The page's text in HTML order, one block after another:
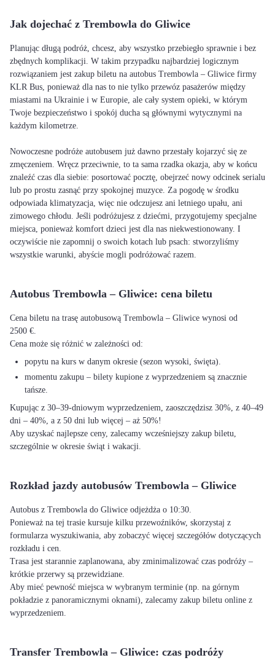
Jak dojechać z Trembowla do Gliwice
Planując długą podróż, chcesz, aby wszystko przebiegło sprawnie i bez
zbędnych komplikacji. W takim przypadku najbardziej logicznym
rozwiązaniem jest zakup biletu na autobus Trembowla – Gliwice firmy
KLR Bus, ponieważ dla nas to nie tylko przewóz pasażerów między
miastami na Ukrainie i w Europie, ale cały system opieki, w którym
Twoje bezpieczeństwo i spokój ducha są głównymi wytycznymi na
każdym kilometrze.
Nowoczesne podróże autobusem już dawno przestały kojarzyć się ze
zmęczeniem. Wręcz przeciwnie, to ta sama rzadka okazja, aby w końcu
znaleźć czas dla siebie: posortować pocztę, obejrzeć nowy odcinek serialu
lub po prostu zasnąć przy spokojnej muzyce. Za pogodę w środku
odpowiada klimatyzacja, więc nie odczujesz ani letniego upału, ani
zimowego chłodu. Jeśli podróżujesz z dziećmi, przygotujemy specjalne
miejsca, ponieważ komfort dzieci jest dla nas niekwestionowany. I
oczywiście nie zapomnij o swoich kotach lub psach: stworzyliśmy
wszystkie warunki, abyście mogli podróżować razem.
Autobus Trembowla – Gliwice: cena biletu
Cena biletu na trasę autobusową Trembowla – Gliwice wynosi od
2500 €.
Cena może się różnić w zależności od:
popytu na kurs w danym okresie (sezon wysoki, święta).
momentu zakupu – bilety kupione z wyprzedzeniem są znacznie
tańsze.
Kupując z 30–39-dniowym wyprzedzeniem, zaoszczędzisz 30%, z 40–49
dni – 40%, a z 50 dni lub więcej – aż 50%!
Aby uzyskać najlepsze ceny, zalecamy wcześniejszy zakup biletu,
szczególnie w okresie świąt i wakacji.
Rozkład jazdy autobusów Trembowla – Gliwice
Autobus z Trembowla do Gliwice odjeżdża o 10:30.
Ponieważ na tej trasie kursuje kilku przewoźników, skorzystaj z
formularza wyszukiwania, aby zobaczyć więcej szczegółów dotyczących
rozkładu i cen.
Trasa jest starannie zaplanowana, aby zminimalizować czas podróży –
krótkie przerwy są przewidziane.
Aby mieć pewność miejsca w wybranym terminie (np. na górnym
pokładzie z panoramicznymi oknami), zalecamy zakup biletu online z
wyprzedzeniem.
Transfer Trembowla – Gliwice: czas podróży